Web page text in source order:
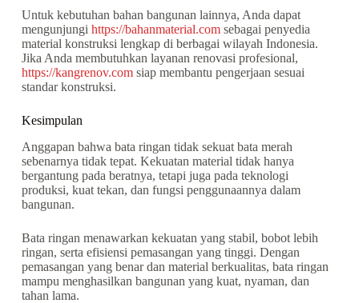
Untuk kebutuhan bahan bangunan lainnya, Anda dapat
mengunjungi https://bahanmaterial.comsebagai penyedia
material konstruksi lengkap di berbagai wilayah Indonesia.
Jika Anda membutuhkan layanan renovasi profesional,
https://kangrenov.comsiap membantu pengerjaan sesuai
standar konstruksi.
Kesimpulan
Anggapan bahwa bata ringan tidak sekuat bata merah
sebenarnya tidak tepat. Kekuatan material tidak hanya
bergantung pada beratnya, tetapi juga pada teknologi
produksi, kuat tekan, dan fungsi penggunaannya dalam
bangunan.
Bata ringan menawarkan kekuatan yang stabil, bobot lebih
ringan, serta efisiensi pemasangan yang tinggi. Dengan
pemasangan yang benar dan material berkualitas, bata ringan
mampu menghasilkan bangunan yang kuat, nyaman, dan
tahan lama.